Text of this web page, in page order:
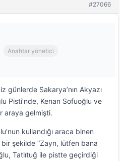
#27066
Anahtar yönetici
günlerde Sakarya’nın Akyazı
Pisti’nde, Kenan Sofuoğlu ve
araya gelmişti.
kullandığı araca binen
şekilde “Zayn, lütfen bana
Tatlıtuğ ile pistte geçirdiği